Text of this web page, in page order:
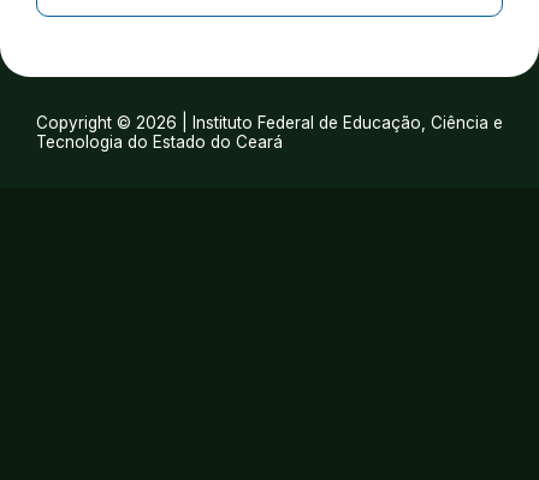
Copyright © 2026 | Instituto Federal de Educação, Ciência e
Tecnologia do Estado do Ceará